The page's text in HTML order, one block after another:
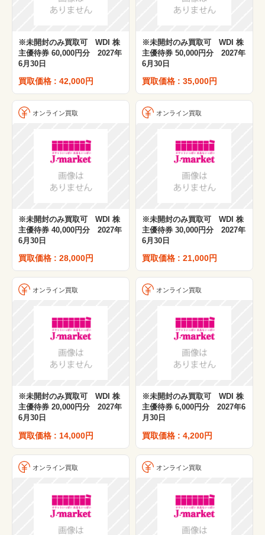
※未開封のみ買取可 WDI 株
主優待券 60,000円分 2027年
6月30日
買取価格 : 42,000円
※未開封のみ買取可 WDI 株
主優待券 50,000円分 2027年
6月30日
買取価格 : 35,000円
オンライン買取
※未開封のみ買取可 WDI 株
主優待券 40,000円分 2027年
6月30日
買取価格 : 28,000円
オンライン買取
※未開封のみ買取可 WDI 株
主優待券 30,000円分 2027年
6月30日
買取価格 : 21,000円
オンライン買取
※未開封のみ買取可 WDI 株
主優待券 20,000円分 2027年
6月30日
買取価格 : 14,000円
オンライン買取
※未開封のみ買取可 WDI 株
主優待券 6,000円分 2027年6
月30日
買取価格 : 4,200円
オンライン買取 オンライン買取